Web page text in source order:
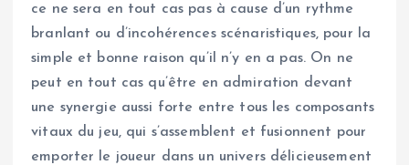
ce ne sera en tout cas pas à cause d’un rythme
branlant ou d’incohérences scénaristiques, pour la
simple et bonne raison qu’il n’y en a pas. On ne
peut en tout cas qu’être en admiration devant
une synergie aussi forte entre tous les composants
vitaux du jeu, qui s’assemblent et fusionnent pour
emporter le joueur dans un univers délicieusement